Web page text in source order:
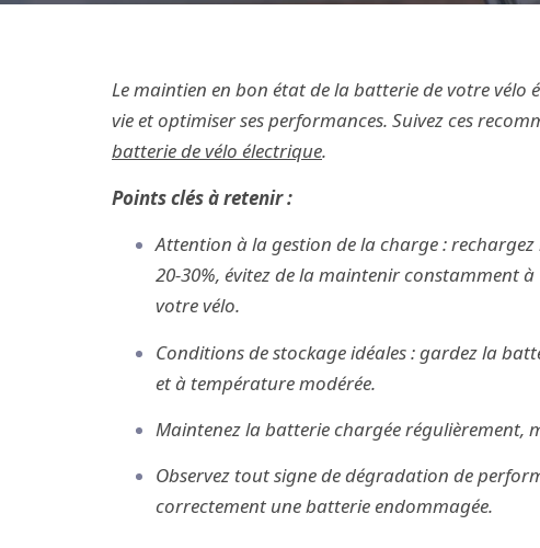
Le maintien en bon état de la batterie de votre
vie et optimiser ses performances. Suivez ces
batterie de vélo électrique.
Points clés à retenir :
Attention à la gestion de la charge :
20‑30%, évitez de la maintenir constamment
votre vélo.
Conditions de stockage idéales : gardez la
et à température modérée.
Maintenez la batterie chargée régulièrement,
Observez tout signe de dégradation de
correctement une batterie endommagée.